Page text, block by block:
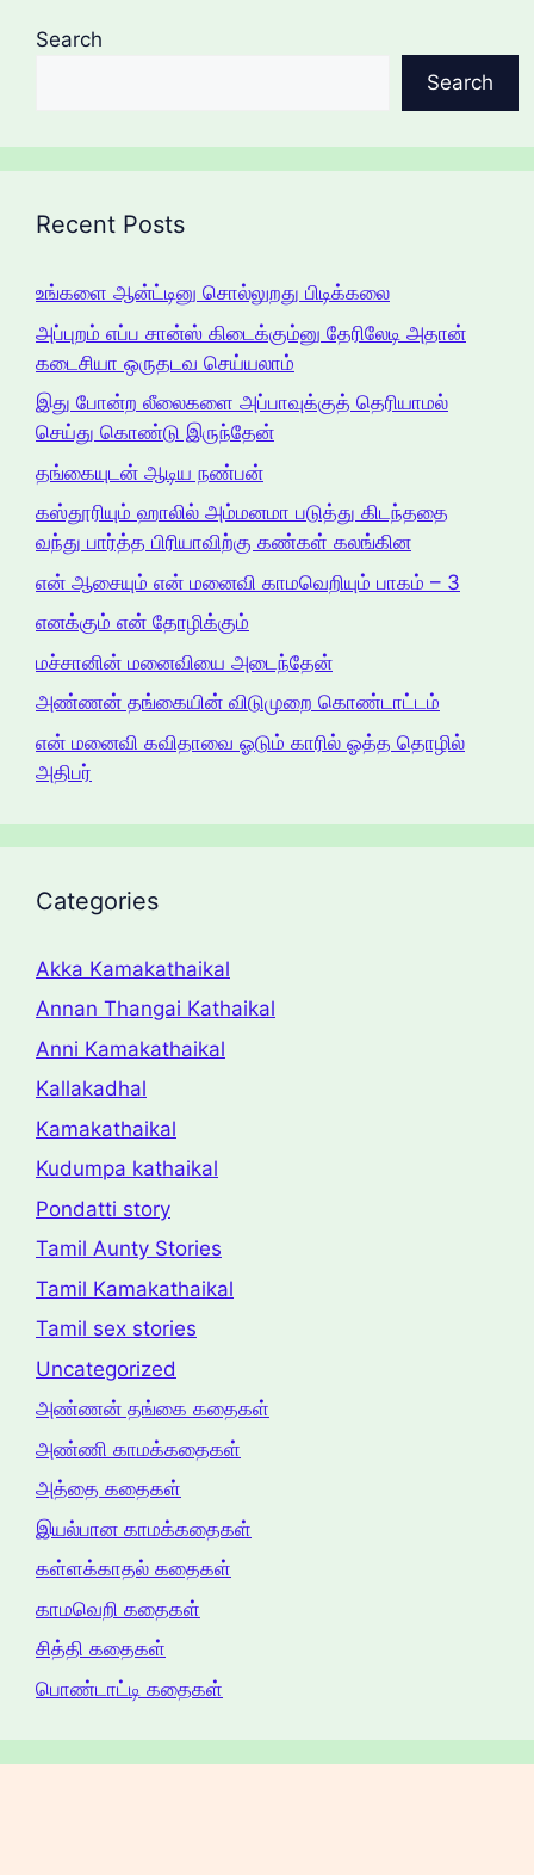
Search
Search
Recent Posts
உங்களை ஆன்ட்டினு சொல்லுறது பிடிக்கலை
அப்புறம் எப்ப சான்ஸ் கிடைக்கும்னு தேரிலேடி அதான்
கடைசியா ஒருதடவ செய்யலாம்
இது போன்ற லீலைகளை அப்பாவுக்குத் தெரியாமல்
செய்து கொண்டு இருந்தேன்
தங்கையுடன் ஆடிய நண்பன்
கஸ்தூரியும் ஹாலில் அம்மனமா படுத்து கிடந்ததை
வந்து பார்த்த பிரியாவிற்கு கண்கள் கலங்கின
என் ஆசையும் என் மனைவி காமவெறியும் பாகம் – 3
எனக்கும் என் தோழிக்கும்
மச்சானின் மனைவியை அடைந்தேன்
அண்ணன் தங்கையின் விடுமுறை கொண்டாட்டம்
என் மனைவி கவிதாவை ஓடும் காரில் ஓத்த தொழில்
அதிபர்
Categories
Akka Kamakathaikal
Annan Thangai Kathaikal
Anni Kamakathaikal
Kallakadhal
Kamakathaikal
Kudumpa kathaikal
Pondatti story
Tamil Aunty Stories
Tamil Kamakathaikal
Tamil sex stories
Uncategorized
அண்ணன் தங்கை கதைகள்
அண்ணி காமக்கதைகள்
அத்தை கதைகள்
இயல்பான காமக்கதைகள்
கள்ளக்காதல் கதைகள்
காமவெறி கதைகள்
சித்தி கதைகள்
பொண்டாட்டி கதைகள்